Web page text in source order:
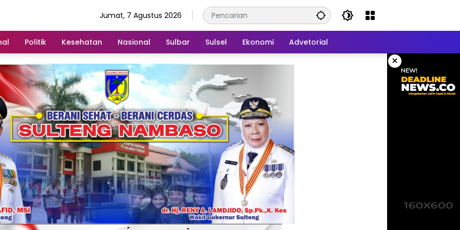
Jumat, 7 Agustus 2026
Politik Kesehatan Nasional Sulbar Sulsel Ekonomi Advetorial
×